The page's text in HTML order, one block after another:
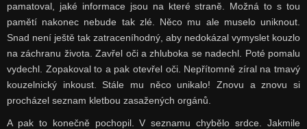
pamatoval, jaké informace jsou na které straně. Možná to s tou
pamětí nakonec nebude tak zlé. Něco mu ale muselo uniknout.
Snad není ještě tak zatraceníhodný, aby nedokázal vymyslet kouzlo
na záchranu života. Zavřel oči a zhluboka se nadechl. Poté pomalu
vydechl. Zopakoval to a pak otevřel oči. Nepřítomně zíral na tmavý
kouzelnický inkoust. Stále mu něco unikalo! Znovu a znovu si
procházel seznam kletbou zasažených orgánů.
A pak to konečně pochopil. V seznamu chybělo srdce. Jakmile